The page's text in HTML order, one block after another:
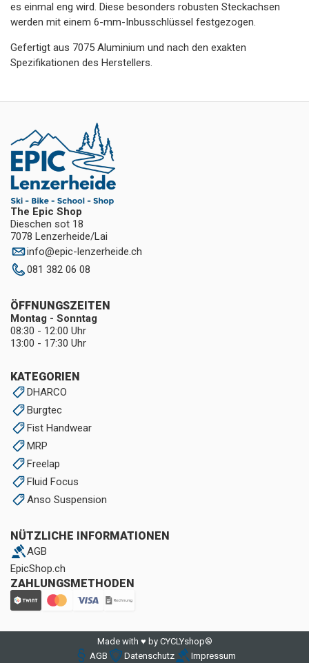
es einmal eng wird. Diese besonders robusten Steckachsen
werden mit einem 6-mm-Inbusschlüssel festgezogen.
Gefertigt aus 7075 Aluminium und nach den exakten
Spezifikationen des Herstellers.
The Epic Shop
Dieschen sot 18
7078 Lenzerheide/Lai
info@epic-lenzerheide.ch
081 382 06 08
KATEGORIEN
DHARCO
Burgtec
Fist Handwear
MRP
Freelap
Fluid Focus
Anso Suspension
NÜTZLICHE INFORMATIONEN
AGB
EpicShop.ch
ZAHLUNGSMETHODEN
ÖFFNUNGSZEITEN
Montag - Sonntag
08:30 - 12:00 Uhr
13:00 - 17:30 Uhr
Made with ♥ by CYCLYshop®
AGB
Datenschutz Impressum